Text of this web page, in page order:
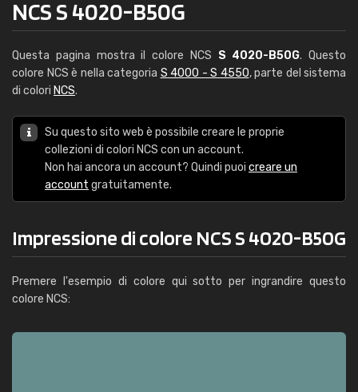
NCS S 4020-B50G
Questa pagina mostra il colore NCS S 4020-B50G. Questo
colore NCS è nella categoria S 4000 - S 4550, parte del sistema
di colori NCS.
Su questo sito web è possibile creare le proprie
collezioni di colori NCS con un account.
Non hai ancora un account? Quindi puoi creare un
account gratuitamente.
Impressione di colore NCS S 4020-B50G
Premere l'esempio di colore qui sotto per ingrandire questo
colore NCS: